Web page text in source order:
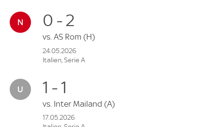
0 - 2
vs. AS Rom (H)
24.05.2026
Italien, Serie A
1 - 1
vs. Inter Mailand (A)
17.05.2026